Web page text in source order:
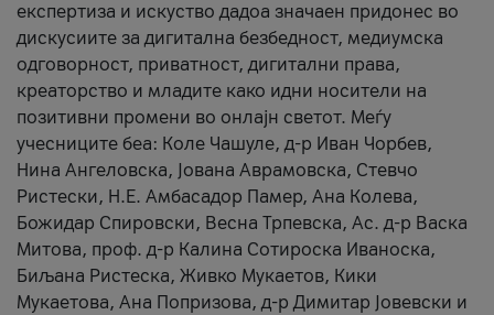
експертиза и искуство дадоа значаен придонес во
дискусиите за дигитална безбедност, медиумска
одговорност, приватност, дигитални права,
креаторство и младите како идни носители на
позитивни промени во онлајн светот. Меѓу
учесниците беа: Коле Чашуле, д-р Иван Чорбев,
Нина Ангеловска, Јована Аврамовска, Стевчо
Ристески, Н.Е. Амбасадор Памер, Ана Колева,
Божидар Спировски, Весна Трпевска, Ас. д-р Васка
Митова, проф. д-р Калина Сотироска Иваноска,
Биљана Ристеска, Живко Мукаетов, Кики
Мукаетова, Ана Попризова, д-р Димитар Јовевски и